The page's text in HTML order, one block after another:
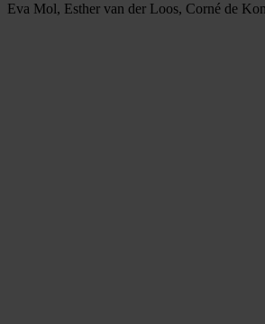
Eva Mol, Esther van der Loos, Corné de